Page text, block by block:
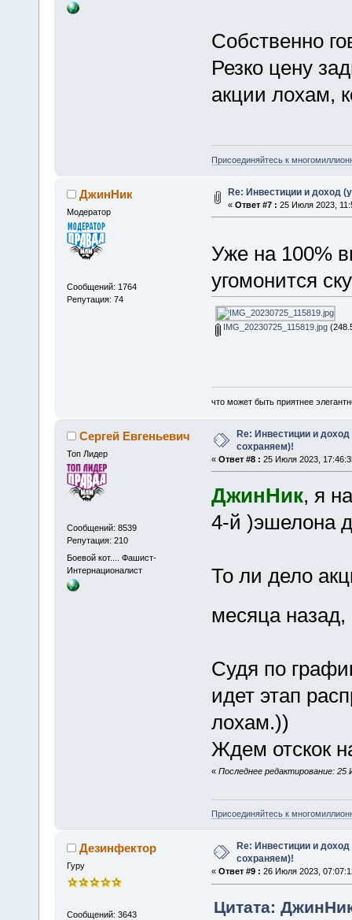
Собственно
Резко цену
акции лохам,
Присоединяйтесь к
ДжинНик
Модератор
Сообщений: 1764
Репутация: 74
Re: Инвестиции и доход
« Ответ #7 : 25 Июля 2023,
Уже на 100%
угомонится
IMG_20230725_115819.jpg
что может быть приятнее
Сергей Евгеньевич
Топ Лидер
Сообщений: 8539
Репутация: 210
Боевой кот.... Фашист-
Интернационалист
Re: Инвестиции и
сохраняем)!
« Ответ #8 : 25 Июля 2023,
ДжинНик, я
4-й )эшелона
То ли дело
месяца
Судя по
идет этап
лохам.))
Ждем отскок
« Последнее редактирование: 25
Присоединяйтесь к
Дезинфектор
Гуру
Сообщений: 3643
Re: Инвестиции и
сохраняем)!
« Ответ #9 : 26 Июля 2023,
Цитата: